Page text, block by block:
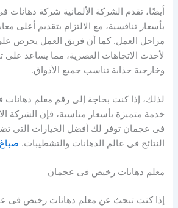
أيضًا، تقدم الشركة الألمانية شركة دهانات
بأسعار تنافسية، مع الالتزام بتقديم أعلى
مراحل العمل. كما أن فريق العمل يحرص على
لأحدث الاتجاهات العصرية، مما يساعد على
وخارجية جذابة تناسب جميع الأذواق.
لذلك، إذا كنت بحاجة إلى رقم معلم
خدمة متميزة بأسعار مناسبة، فإن الشركة
فى عجمان توفر لك أفضل الخيارات التي
النتائج فى عالم الدهانات والتشطيبات.
معلم دهانات رخيص فى عجمان
إذا كنت تبحث عن معلم دهانات رخيص فى